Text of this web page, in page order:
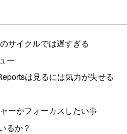
サイクルでは遅すぎる
ー
は見るには気力が失せる
ーがフォーカスしたい事
るか？